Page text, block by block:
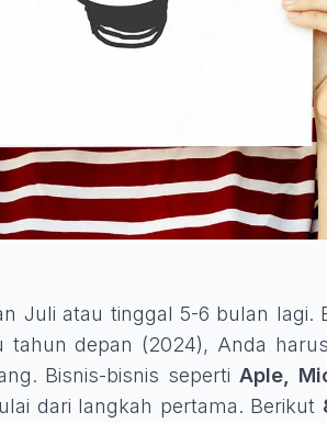
Juli atau tinggal 5-6 bulan lagi.
depan (2024), Anda
Bisnis-bisnis sepertiAple,
dari langkah pertama. Berikut